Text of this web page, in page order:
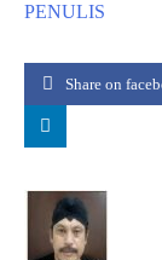
PENULIS
Share on